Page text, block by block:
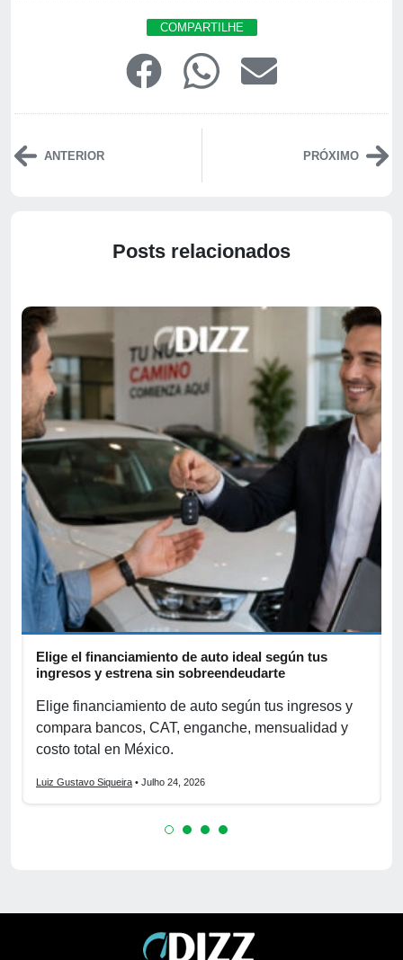
COMPARTILHE
ANTERIOR PRÓXIMO
Posts relacionados
Elige el financiamiento de auto ideal según tus
ingresos y estrena sin sobreendeudarte
Elige financiamiento de auto según tus ingresos y
compara bancos, CAT, enganche, mensualidad y
costo total en México.
Luiz Gustavo Siqueira • Julho 24, 2026